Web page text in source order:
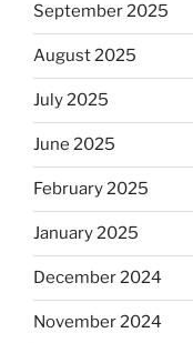
September 2025
August 2025
July 2025
June 2025
February 2025
January 2025
December 2024
November 2024